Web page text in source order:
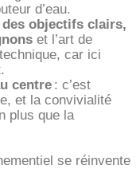
d’eau.
des objectifs clairs,
et l’art de
car ici
centre : c’est
et la convivialité
plus que la
se réinvente